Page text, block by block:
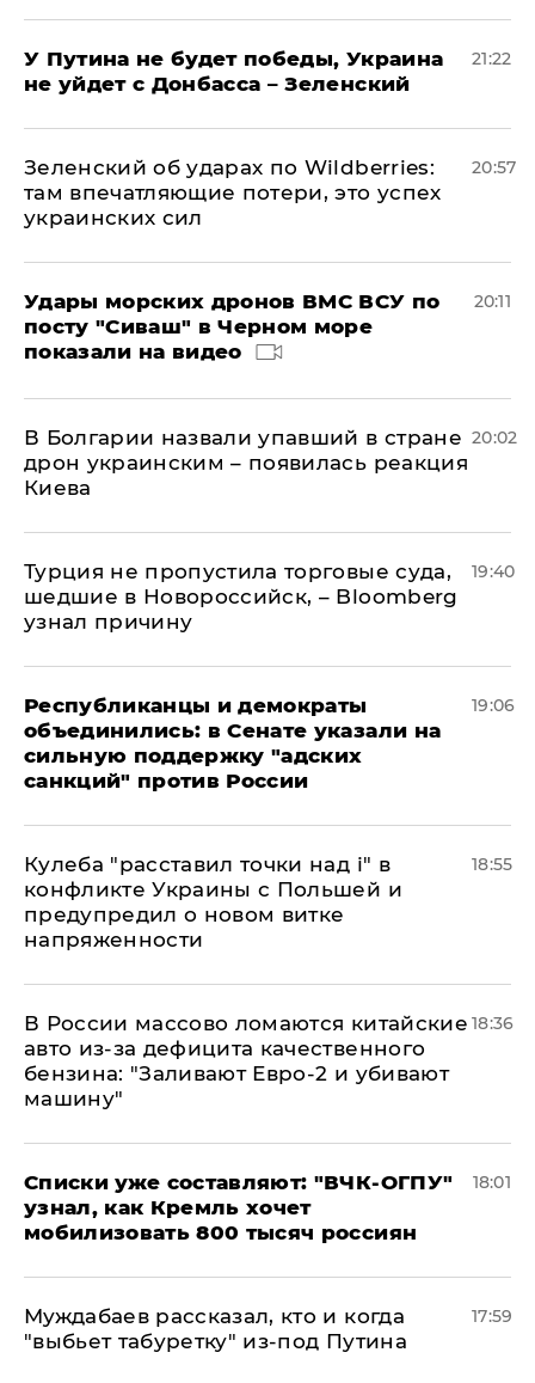
У Путина не будет победы, Украина
не уйдет с Донбасса – Зеленский
21:22
Зеленский об ударах по Wildberries:
там впечатляющие потери, это успех
украинских сил
20:57
Удары морских дронов ВМС ВСУ по
посту "Сиваш" в Черном море
показали на видео
20:11
В Болгарии назвали упавший в стране
дрон украинским – появилась реакция
Киева
20:02
Турция не пропустила торговые суда,
шедшие в Новороссийск, – Bloomberg
узнал причину
19:40
Республиканцы и демократы
объединились: в Сенате указали на
сильную поддержку "адских
санкций" против России
19:06
Кулеба "расставил точки над і" в
конфликте Украины с Польшей и
предупредил о новом витке
напряженности
18:55
В России массово ломаются китайские
авто из-за дефицита качественного
бензина: "Заливают Евро-2 и убивают
машину"
18:36
Списки уже составляют: "ВЧК-ОГПУ"
узнал, как Кремль хочет
мобилизовать 800 тысяч россиян
18:01
Муждабаев рассказал, кто и когда
"выбьет табуретку" из-под Путина
17:59